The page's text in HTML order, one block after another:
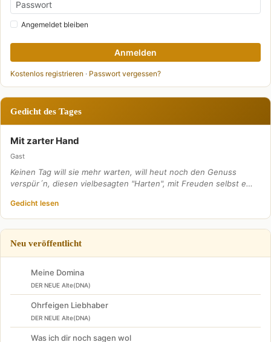
Angemeldet bleiben
Anmelden
Kostenlos registrieren · Passwort vergessen?
Gedicht des Tages
Mit zarter Hand
Gast
Keinen Tag will sie mehr warten, will heut noch den Genuss
verspür´n, diesen vielbesagten "Harten", mit Freuden selbst e…
Gedicht lesen
Neu veröffentlicht
Meine Domina
DER NEUE Alte(DNA)
Ohrfeigen Liebhaber
DER NEUE Alte(DNA)
Was ich dir noch sagen wol